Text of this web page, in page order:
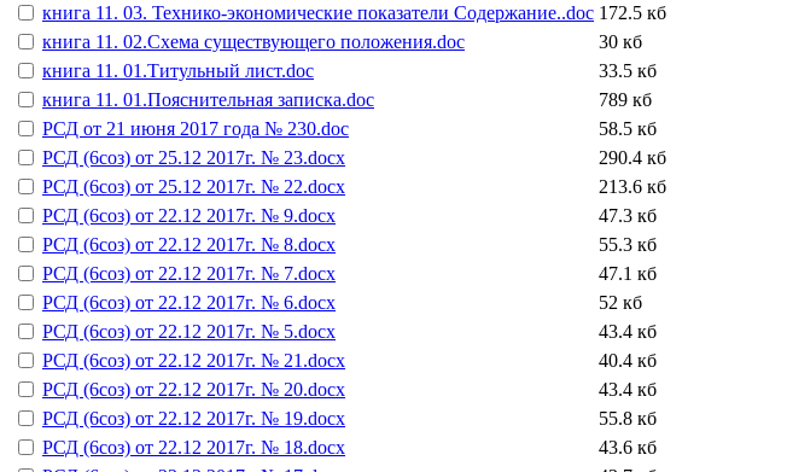
книга 11. 03. Технико-экономические показатели Содержание..doc 172.5 кб
книга 11. 02.Схема существующего положения.doc
30 кб
книга 11. 01.Титульный лист.doc
33.5 кб
книга 11. 01.Пояснительная записка.doc
789 кб
РСД от 21 июня 2017 года № 230.doc
58.5 кб
РСД (6соз) от 25.12 2017г. № 23.docx
290.4 кб
РСД (6соз) от 25.12 2017г. № 22.docx
213.6 кб
РСД (6соз) от 22.12 2017г. № 9.docx
47.3 кб
РСД (6соз) от 22.12 2017г. № 8.docx
55.3 кб
РСД (6соз) от 22.12 2017г. № 7.docx
47.1 кб
РСД (6соз) от 22.12 2017г. № 6.docx
52 кб
РСД (6соз) от 22.12 2017г. № 5.docx
43.4 кб
РСД (6соз) от 22.12 2017г. № 21.docx
40.4 кб
РСД (6соз) от 22.12 2017г. № 20.docx
43.4 кб
РСД (6соз) от 22.12 2017г. № 19.docx
55.8 кб
РСД (6соз) от 22.12 2017г. № 18.docx
43.6 кб